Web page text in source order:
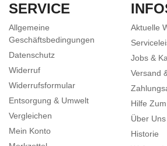
SERVICE
Allgemeine
Geschäftsbedingungen
Datenschutz
Widerruf
Widerrufsformular
Entsorgung & Umwelt
Vergleichen
Mein Konto
Aktuelle
Jobs &
Versand
Hilfe
Über Uns
Historie